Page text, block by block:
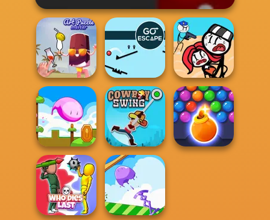
Art Puzzle Master Go Escape
Stickman
Jailbreak Story
Mini Steps Cowboy Swing